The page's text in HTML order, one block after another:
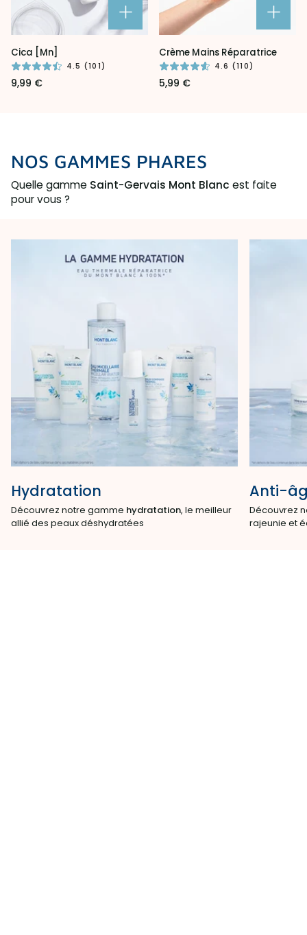
Cica
[Mn]
Cica [Mn]
4.5 (101)
9,99 €
Crème
Mains
Réparatrice
Crème Mains Réparatrice
4.6 (110)
5,99 €
NOS GAMMES PHARES
Quelle gamme Saint-Gervais Mont Blanc est faite
pour vous ?
Hydratation
Découvrez notre gamme hydratation, le meilleur
allié des peaux déshydratées
Anti-
Découvrez
rajeunie et